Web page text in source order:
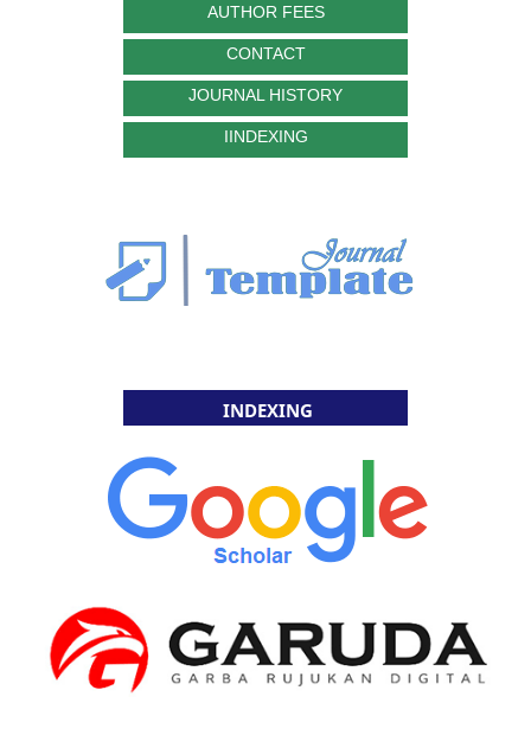
AUTHOR FEES
CONTACT
JOURNAL HISTORY
IINDEXING
INDEXING